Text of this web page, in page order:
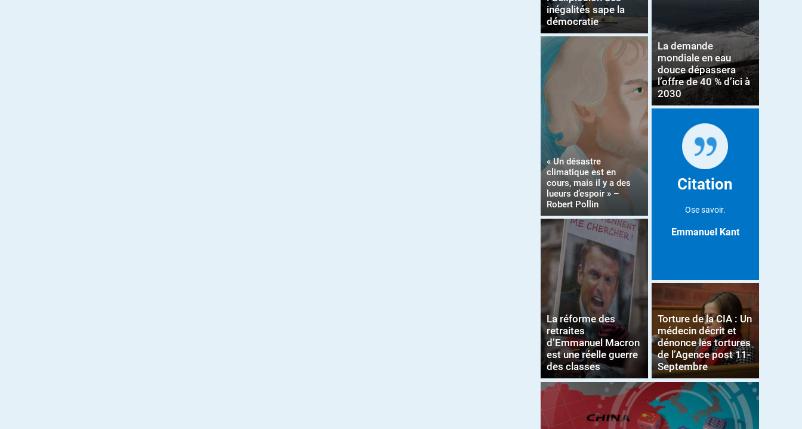
inégalités sape la
démocratie
« Un désastre
climatique est en
cours, mais il y a des
lueurs d’espoir » –
Robert Pollin
La réforme des
retraites
d’Emmanuel Macron
est une réelle guerre
des classes
La demande
mondiale en eau
douce dépassera
l’offre de 40 % d’ici à
2030
Citation
Ose savoir.
Emmanuel Kant
Torture de la CIA : Un
médecin décrit et
dénonce les tortures
de l’Agence post 11-
Septembre